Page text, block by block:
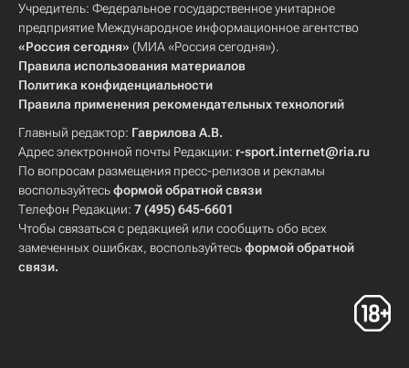
Учредитель: Федеральное государственное унитарное
предприятие Международное информационное агентство
«Россия сегодня» (МИА «Россия сегодня»).
Правила использования материалов
Политика конфиденциальности
Правила применения рекомендательных технологий
Главный редактор: Гаврилова А.В.
Адрес электронной почты Редакции: r-sport.internet@ria.ru
По вопросам размещения пресс-релизов и рекламы
воспользуйтесьформой обратной связи
Телефон Редакции: 7 (495) 645-6601
Чтобы связаться с редакцией или сообщить обо всех
замеченных ошибках, воспользуйтесьформой обратной
связи.